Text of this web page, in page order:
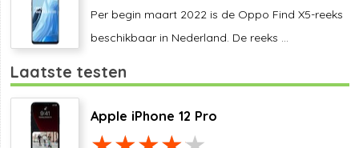
Per begin maart 2022 is de Oppo Find X5-reeks
beschikbaar in Nederland. De reeks ...
Laatste testen
Apple iPhone 12 Pro